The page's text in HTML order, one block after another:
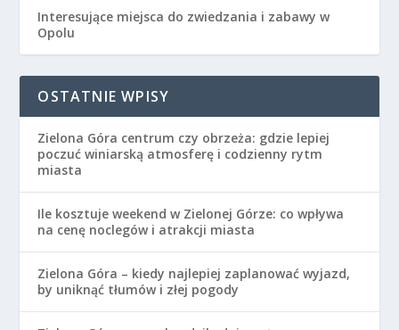
OSTATNIE WPISY
poczuć winiarską atmosferę i codzienny rytm
miasta
Ile kosztuje weekend w Zielonej Górze: co wpływa
na cenę noclegów i atrakcji miasta
Zielona Góra – kiedy najlepiej zaplanować wyjazd,
by uniknąć tłumów i złej pogody
Zielona Góra na weekend: ile dni wystarczy na
poznanie najważniejszych atrakcji miasta i okolic